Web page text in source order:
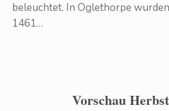
beleuchtet. In Oglethorpe
1461…
Vorschau